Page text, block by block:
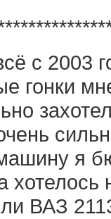
с 2003
гонки
я
ВАЗ